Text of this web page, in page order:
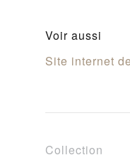
Voir aussi
Site internet
Collection